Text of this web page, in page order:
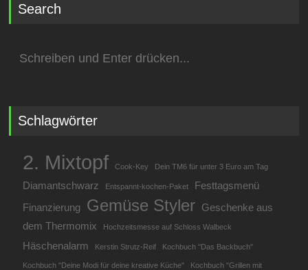
Search
nach:
Schlagwörter
2. Mixtopf Cook-Key Dein TM6 für unter 3 Euro am Tag
Diamantschwarz Entspannt-kochen-Paket
Festtagsmenü
Finanzierung
Gemüse Styler Geschenke aus
dem Thermomix
Hochzeitsmesse auf Schloss Walbeck
Häschenalarm Kerstin Strutz-Reif Kochbuch "Das Backbuch"
Kochbuch "Deine Modi für deine kreative Küche" Kochbuch "Grillen mit